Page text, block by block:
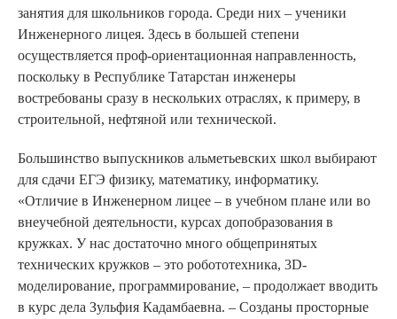
занятия для школьников города. Среди них – ученики
Инженерного лицея. Здесь в большей степени
осуществляется проф-ориентационная направленность,
поскольку в Республике Татарстан инженеры
востребованы сразу в нескольких отраслях, к примеру, в
строительной, нефтяной или технической.
Большинство выпускников альметьевских школ выбирают
для сдачи ЕГЭ физику, математику, информатику.
«Отличие в Инженерном лицее – в учебном плане или во
внеучебной деятельности, курсах допобразования в
кружках. У нас достаточно много общепринятых
технических кружков – это робототехника, 3D-
моделирование, программирование, – продолжает вводить
в курс дела Зульфия Кадамбаевна. – Созданы просторные